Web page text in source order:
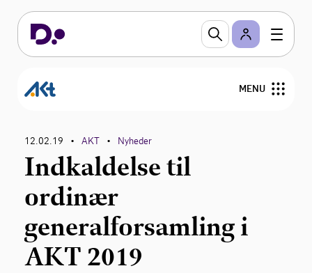
MENU
Om AKT
Nyheder
Overenskomster og personalejura
Viden om
12.02.19 • AKT • Nyheder
Indkaldelse til
ordinær
generalforsamling i
AKT 2019